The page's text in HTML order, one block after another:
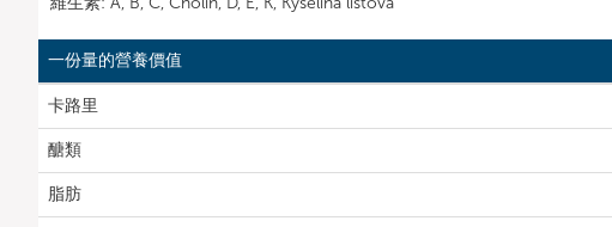
一份量的營養價值
卡路里
醣類
脂肪